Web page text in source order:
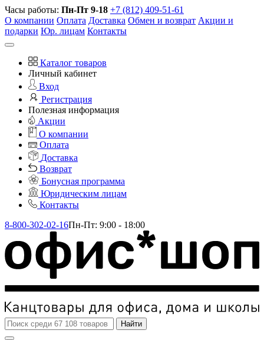
Часы работы: Пн-Пт 9-18 +7 (812) 409-51-61
О компании Оплата Доставка Обмен и возврат Акции и
подарки Юр. лицам Контакты
Каталог товаров
Личный кабинет
Вход
Регистрация
Полезная информация
Акции
О компании
Оплата
Доставка
Возврат
Бонусная программа
Юридическим лицам
Контакты
8-800-302-02-16Пн-Пт: 9:00 - 18:00
Найти